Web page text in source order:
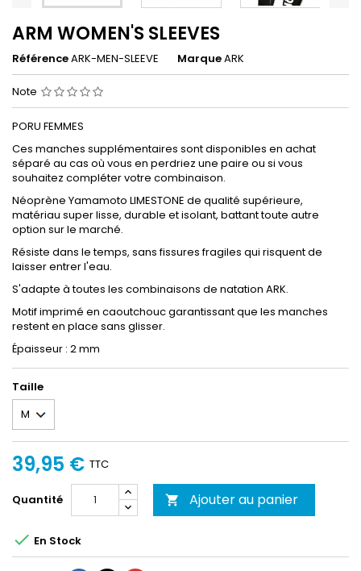
ARM WOMEN'S SLEEVES
RéférenceARK-MEN-SLEEVE MarqueARK
Note
PORU FEMMES
Ces manches supplémentaires sont disponibles en achat
séparé au cas où vous en perdriez une paire ou si vous
souhaitez compléter votre combinaison.
Néoprène Yamamoto LIMESTONE de qualité supérieure,
matériau super lisse, durable et isolant, battant toute autre
option sur le marché.
Résiste dans le temps, sans fissures fragiles qui risquent de
laisser entrer l'eau.
S'adapte à toutes les combinaisons de natation ARK.
Motif imprimé en caoutchouc garantissant que les manches
restent en place sans glisser.
Épaisseur : 2 mm
Taille
39,95 € TTC
Quantité  Ajouter au panier
 En Stock